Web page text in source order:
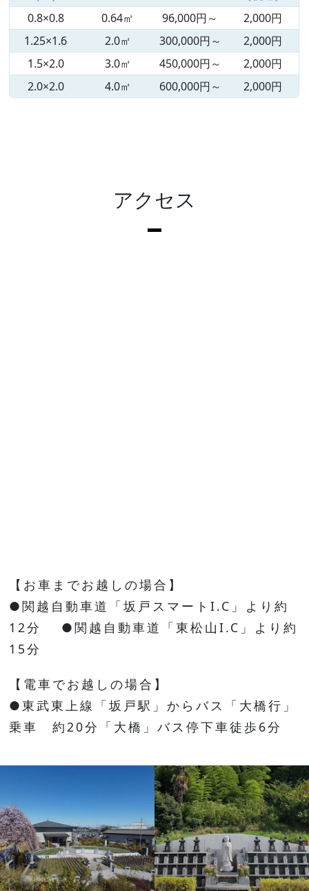
0.8×0.8
0.64㎡ 96,000円～
2,000円
1.25×1.6
2.0㎡ 300,000円～
2,000円
1.5×2.0
3.0㎡ 450,000円～
2,000円
2.0×2.0
4.0㎡ 600,000円～ 2,000円
アクセス
【お車までお越しの場合】
●関越自動車道「坂戸スマートI.C」より約
12分 ●関越自動車道「東松山I.C」より約
15分
【電車でお越しの場合】
●東武東上線「坂戸駅」からバス「大橋行」
乗車 約20分「大橋」バス停下車徒歩6分